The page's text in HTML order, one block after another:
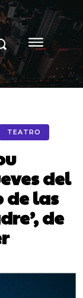
TEATRO
del
de las
de